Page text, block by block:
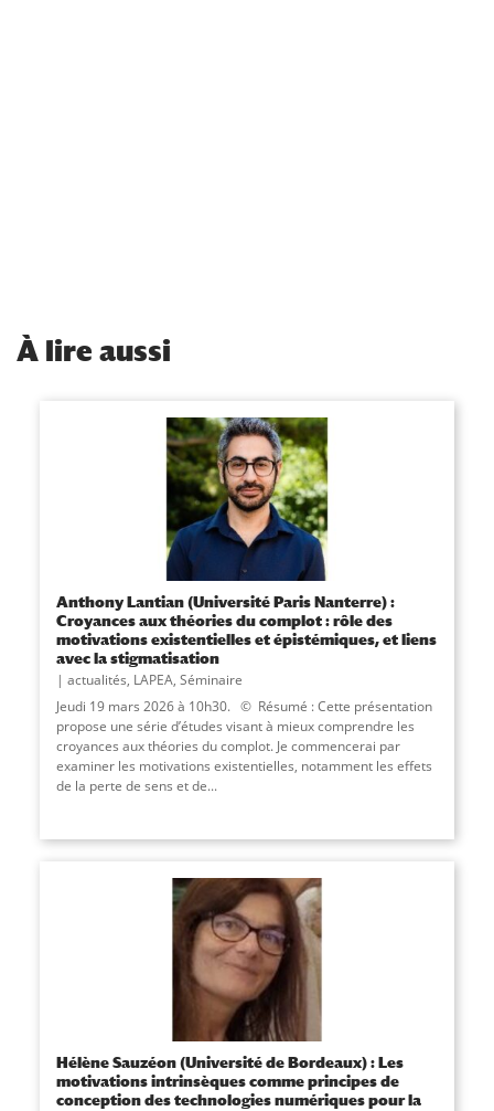
À lire aussi
Anthony Lantian (Université Paris Nanterre) :
Croyances aux théories du complot : rôle des
motivations existentielles et épistémiques, et liens
avec la stigmatisation
actualités, LAPEA, Séminaire
Jeudi 19 mars 2026 à 10h30. © Résumé : Cette présentation
propose une série d’études visant à mieux comprendre les
croyances aux théories du complot. Je commencerai par
examiner les motivations existentielles, notamment les effets
de la perte de sens et de...
Hélène Sauzéon (Université de Bordeaux) : Les
motivations intrinsèques comme principes de
conception des technologies numériques pour la